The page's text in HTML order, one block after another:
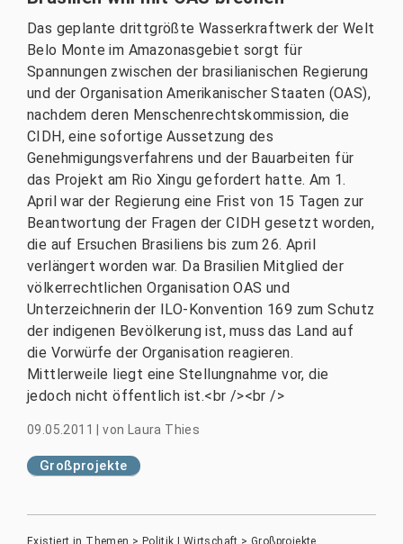
Das geplante drittgrößte Wasserkraftwerk der Welt
Belo Monte im Amazonasgebiet sorgt für
Spannungen zwischen der brasilianischen Regierung
und der Organisation Amerikanischer Staaten (OAS),
nachdem deren Menschenrechtskommission, die
CIDH, eine sofortige Aussetzung des
Genehmigungsverfahrens und der Bauarbeiten für
das Projekt am Rio Xingu gefordert hatte. Am 1.
April war der Regierung eine Frist von 15 Tagen zur
Beantwortung der Fragen der CIDH gesetzt worden,
die auf Ersuchen Brasiliens bis zum 26. April
verlängert worden war. Da Brasilien Mitglied der
völkerrechtlichen Organisation OAS und
Unterzeichnerin der ILO-Konvention 169 zum Schutz
der indigenen Bevölkerung ist, muss das Land auf
die Vorwürfe der Organisation reagieren.
Mittlerweile liegt eine Stellungnahme vor, die
jedoch nicht öffentlich ist.<br /><br />
09.05.2011 |von Laura Thies
Großprojekte
Existiert in Themen > Politik | Wirtschaft >Großprojekte